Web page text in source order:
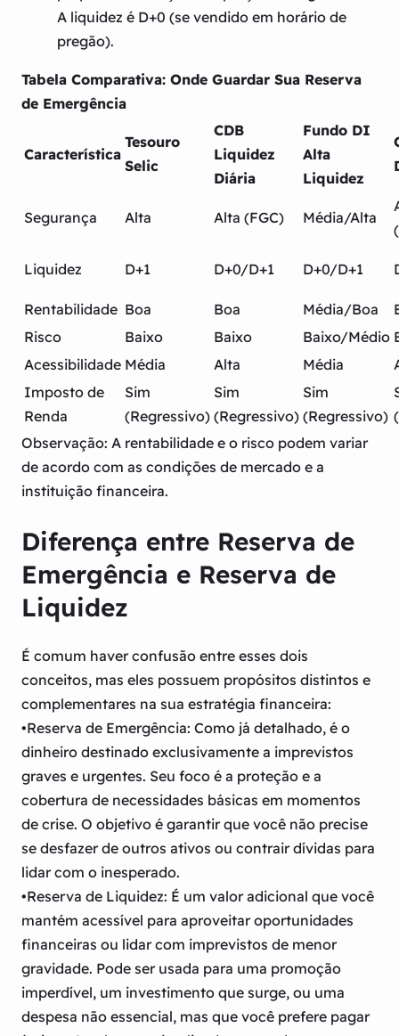
A liquidez é D+0 (se vendido em horário de
pregão).
Tabela Comparativa: Onde Guardar Sua Reserva
de Emergência
Característica
Tesouro
Selic
CDB
Liquidez
Diária
Fundo DI
Alta
Liquidez
Segurança Alta Alta (FGC) Média/Alta
Liquidez D+1 D+0/D+1 D+0/D+1
Rentabilidade Boa Boa Média/Boa
Risco
Baixo Baixo Baixo/Médio
Acessibilidade Média Alta Média
Imposto de
Renda
Sim
(Regressivo)
Sim
(Regressivo)
Sim
(Regressivo)
Observação: A rentabilidade e o risco podem variar
de acordo com as condições de mercado e a
instituição financeira.
Diferença entre Reserva de
Emergência e Reserva de
Liquidez
É comum haver confusão entre esses dois
conceitos, mas eles possuem propósitos distintos e
complementares na sua estratégia financeira:
•Reserva de Emergência: Como já detalhado, é o
dinheiro destinado exclusivamente a imprevistos
graves e urgentes. Seu foco é a proteção e a
cobertura de necessidades básicas em momentos
de crise. O objetivo é garantir que você não precise
se desfazer de outros ativos ou contrair dívidas para
lidar com o inesperado.
•Reserva de Liquidez: É um valor adicional que você
mantém acessível para aproveitar oportunidades
financeiras ou lidar com imprevistos de menor
gravidade. Pode ser usada para uma promoção
imperdível, um investimento que surge, ou uma
despesa não essencial, mas que você prefere pagar